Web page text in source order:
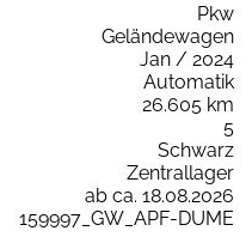
Pkw
Geländewagen
Jan / 2024
Automatik
26.605 km
5
Schwarz
Zentrallager
ab ca. 18.08.2026
159997_GW_APF-DUME